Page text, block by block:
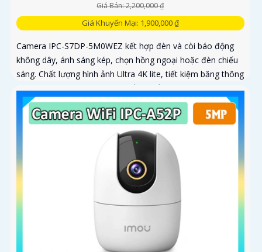
Giá Bán: 2,200,000 ₫
Giá Khuyến Mại: 1,900,000 ₫
Camera IPC-S7DP-5M0WEZ kết hợp đèn và còi báo động
không dây, ánh sáng kép, chọn hồng ngoại hoặc đèn chiếu
sáng. Chất lượng hình ảnh Ultra 4K lite, tiết kiệm băng thông
và chi phí, giám sát ban đêm tốt với hồng ngoại 50m